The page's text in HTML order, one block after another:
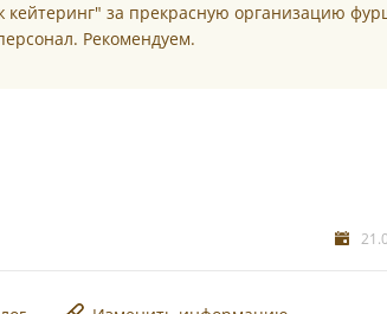
кейтеринг" за прекрасную организацию
Рекомендуем.